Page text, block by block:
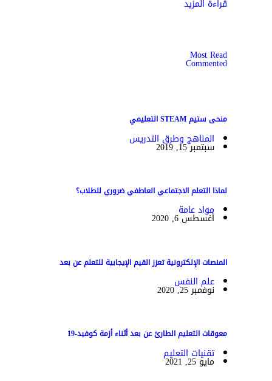
قراءة المزيد
Most Read
Commented
منحى ستيم STEAM التعليمي
المناهج وطرق التدريس
سبتمبر 15, 2019
لماذا التعلم الاجتماعي العاطفي ضروري للطلاب؟
مواد عامة
أغسطس 6, 2020
المنصات الإلكترونية تعزز القيم الإيجابية للتعلم عن بعد
علم النفس
نوفمبر 25, 2020
معوقات التعليم الطارئ عن بعد أثناء أزمة كوفيد-19
تقنيات التعليم
مايو 25, 2021